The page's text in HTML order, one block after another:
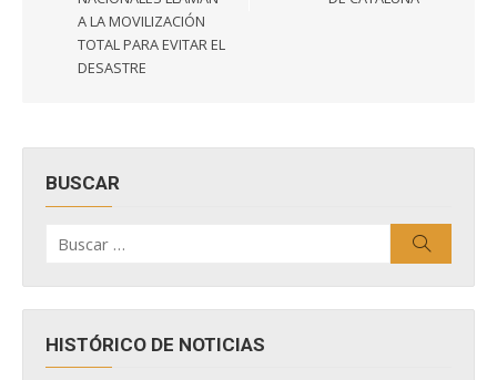
A LA MOVILIZACIÓN
TOTAL PARA EVITAR EL
DESASTRE
BUSCAR
por:
HISTÓRICO DE NOTICIAS